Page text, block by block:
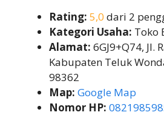
Rating: 5,0 dari 2
Kategori Usaha: Toko
Alamat: 6GJ9+Q74, Jl.
Kabupaten Teluk
98362
Map: Google Map
Nomor HP: